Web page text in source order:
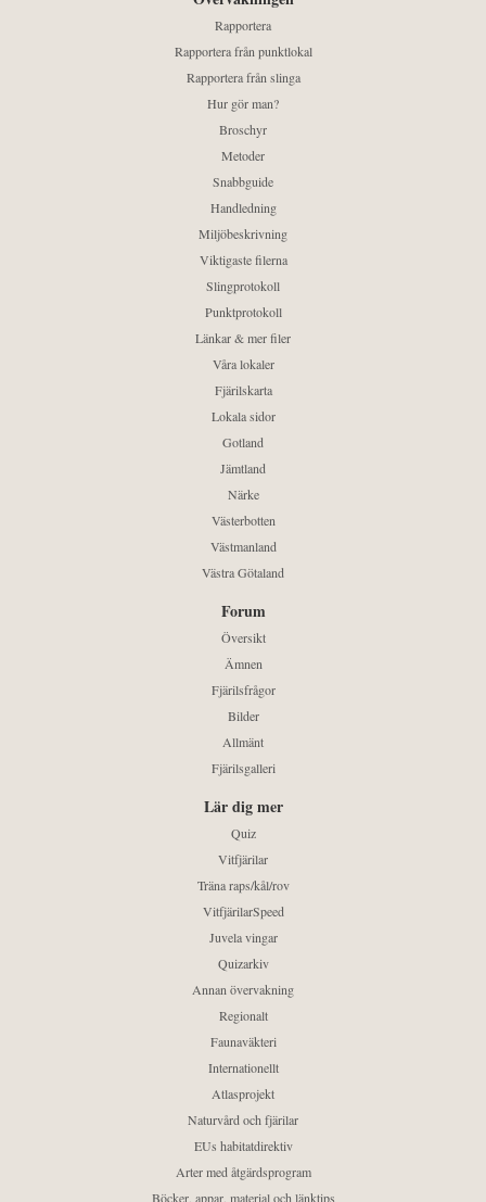
Rapportera
Rapportera från punktlokal
Rapportera från slinga
Hur gör man?
Broschyr
Metoder
Snabbguide
Handledning
Miljöbeskrivning
Viktigaste filerna
Slingprotokoll
Punktprotokoll
Länkar & mer filer
Våra lokaler
Fjärilskarta
Lokala sidor
Gotland
Jämtland
Närke
Västerbotten
Västmanland
Västra Götaland
Forum
Översikt
Ämnen
Fjärilsfrågor
Bilder
Allmänt
Fjärilsgalleri
Lär dig mer
Quiz
Vitfjärilar
Träna raps/kål/rov
VitfjärilarSpeed
Juvela vingar
Quizarkiv
Annan övervakning
Regionalt
Faunaväkteri
Internationellt
Atlasprojekt
Naturvård och fjärilar
EUs habitatdirektiv
Arter med åtgärdsprogram
Böcker, appar, material och länktips